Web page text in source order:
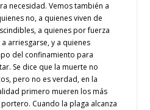
necesidad. Vemos también a
no, a quienes viven de
a quienes por fuerza
arriesgarse, y a quienes
del confinamiento para
Se dice que la muerte no
pero no es verdad, en la
primero mueren los más
Cuando la plaga alcanza